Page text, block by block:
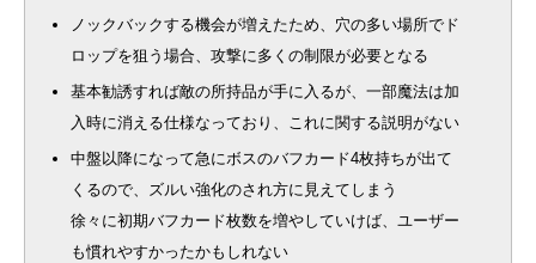
ノックバックする機会が増えたため、穴の多い場所でド
ロップを狙う場合、攻撃に多くの制限が必要となる
基本勧誘すれば敵の所持品が手に入るが、一部魔法は加
入時に消える仕様なっており、これに関する説明がない
中盤以降になって急にボスのバフカード4枚持ちが出て
くるので、ズルい強化のされ方に見えてしまう
徐々に初期バフカード枚数を増やしていけば、ユーザー
も慣れやすかったかもしれない